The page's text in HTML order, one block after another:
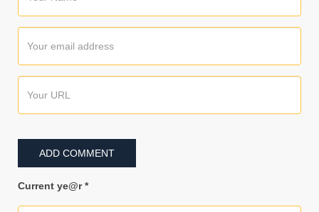
Current ye@r*